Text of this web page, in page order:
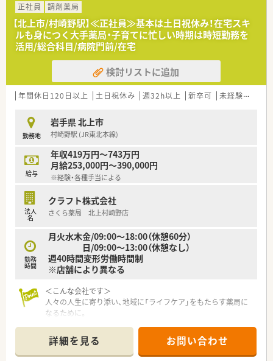
≪薬局紹介≫
■店内も明るく開放的な空間です。近くにコンビニがあり、お昼
休憩などにも便利です。
■内科の割合が多く、門前のドクターとの関係性も良好です。住
宅地にあり門前以外の処方箋も応需しています。
■全社の男女比率もバランスよく、働きやすい環境が整っていま
正社員 調剤薬局
【北上市/村崎野駅】≪正社員≫基本は土日祝休み！在宅スキ
ルも身につく大手薬局・子育てに忙しい時期は時短勤務を
活用/総合科目/病院門前/在宅
検討リストに追加
年間休日120日以上 土日祝休み 週32h以上 新卒可 未経験可
勤務地
岩手県 北上市
村崎野駅 (JR東北本線)
給与
年収419万円～743万円
月給253,000円～390,000円
※経験・各種手当による
法人
名
クラフト株式会社
さくら薬局 北上村崎野店
勤務
時間
月火水木金/09:00～18:00（休憩60分）
日/09:00～13:00（休憩なし）
週40時間変形労働時間制
※店舗により異なる
＜こんな会社です＞
人々の人生に寄り添い、地域に「ライフケア」をもたらす薬局に
なるために。
りひとりの人生に寄り添い、質の高い医療サービスを届ける薬剤
師を求め育てています。
詳細を見る お問い合わせ